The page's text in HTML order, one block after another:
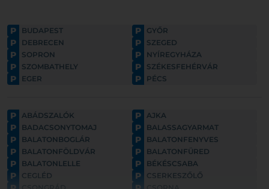
P BUDAPEST P GYŐR
P DEBRECEN P SZEGED
P SOPRON P NYÍREGYHÁZA
P SZOMBATHELY P SZÉKESFEHÉRVÁR
P EGER P PÉCS
P ABÁDSZALÓK P AJKA
P BADACSONYTOMAJ P BALASSAGYARMAT
P BALATONBOGLÁR P BALATONFENYVES
P BALATONFÖLDVÁR P BALATONFÜRED
P BALATONLELLE P BÉKÉSCSABA
P CEGLÉD P CSERKESZŐLŐ